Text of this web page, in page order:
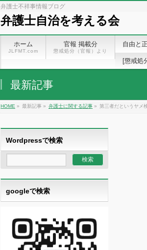
弁護士不祥事情報ブログ
弁護士自治を考える会
ホーム
JLFMT.com
官報 掲載分
懲戒処分（官報）より
自由と
[懲戒処
最新記事
HOME » 最新記事 » 弁護士に関する記事 » 第三者だというヤメ
Wordpressで検索
googleで検索